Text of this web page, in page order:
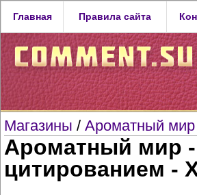
Главная Правила сайта
Магазины / Ароматный мир
Ароматный мир -
цитированием -